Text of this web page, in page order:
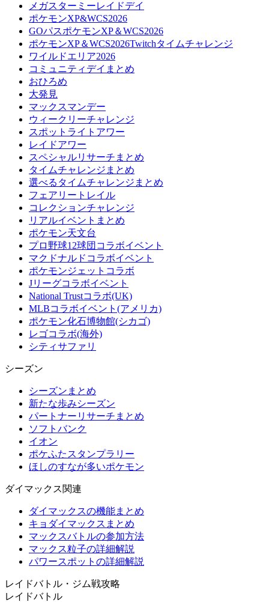
メガスターミーレイドデイ
ポケモンXP&WCS2026
GOパスポケモンXP＆WCS2026
ポケモンXP＆WCS2026Twitchタイムチャレンジ
ワイルドエリア2026
コミュニティデイまとめ
おひろめ
大発見
マックスマンデー
ウィークリーチャレンジ
スポットライトアワー
レイドアワー
スペシャルリサーチまとめ
タイムチャレンジまとめ
選べるタイムチャレンジまとめ
フェアリートレイル
コレクションチャレンジ
リアルイベントまとめ
ポケモン天文台
プロ野球12球団コラボイベント
マクドナルドコラボイベント
ポケモンジェットコラボ
Jリーグコラボイベント
National Trustコラボ(UK)
MLBコラボイベント(アメリカ)
ポケモン化石博物館(シカゴ)
レゴコラボ(海外)
シティサファリ
シーズン
シーズンまとめ
新たな歩みシーズン
パートナーリサーチまとめ
ソフトバンク
イオン
ポケふたスタンプラリー
ほしのすなが多いポケモン
ダイマックス関連
ダイマックスの機能まとめ
キョダイマックスまとめ
マックスバトルの参加方法
マックス粒子の詳細解説
パワースポットの詳細解説
レイドバトル・ジム戦攻略
レイドバトル